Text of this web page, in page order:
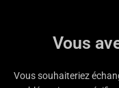
Vous
Vous souhaiteriez